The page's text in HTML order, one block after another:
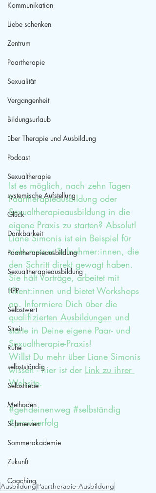
Kommunikation
Liebe schenken
Zentrum
Paartherapie
Sexualität
Vergangenheit
Bildungsurlaub
über Therapie und Ausbildung
Podcast
Sexualtherapie
systemische Aufstellung
Glück
Dankbarkeit
Paartherapieausbildung
Sexualtherapieausbildung
HPP
Selbstwert
Streit
Ruhe
selbstständig
Selbstliebe
Methoden
Schmerzen
Sommerakademie
Zukunft
Coaching
Ist es möglich, nach zehn Tagen
Paartherapieausbildung oder
Sexualtherapieausbildung in die
eigene Praxis zu starten? Absolut!
Liane Simonis ist ein Beispiel für
viele meiner Teilnehmer:innen, die
den Schritt direkt gewagt haben.
Sie hält Vorträge, arbeitet mit
Klient:innen und bietet Workshops
an. Informiere Dich über die
qualifizierten Ausbildungen und
starte in Deine eigene Paar- und
Sexualtherapie-Praxis!
Willst Du mehr über Liane Simonis
wissen - hier ist der Link zu ihrer
Website.
#gehdeinenweg #selbständig
#praxiserfolg
Ausbildung Paartherapie-Ausbildung